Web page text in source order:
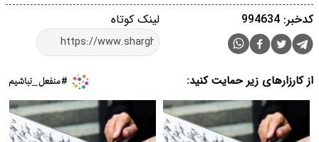
لینک کوتاه کدخبر: 994634
از کارزارهای زیر حمایت کنید: